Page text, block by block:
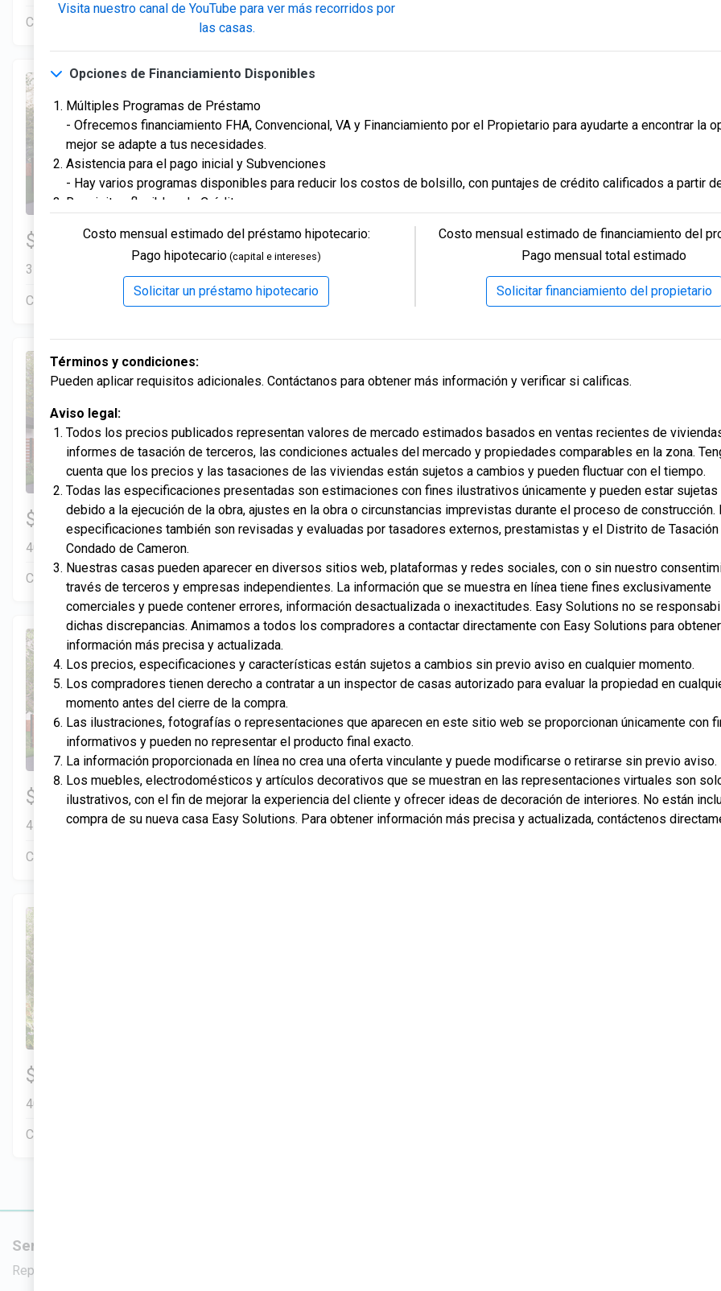
Construcción en progreso
$334,900
4 Hab | 2.5 Ba |
2,357.2 Pies
totales
312 Liberty Circle, San Benito, TX, 78586
Construcción en progreso En venta
$359,900
4 Hab | 1 Ofi | 3.5 Ba |
2,533.6 Pies totales
Construcción en progreso En venta
$306,900
3 Hab | 1 Ofi | 2.5 Ba |
2,205.6 Pies2totales
405 Liberty Circle, San Benito, TX, 78586
Construcción en progreso En venta
$334,900
4 Hab | 2.5 Ba |
2,361.5 Pies totales
Construcción en progreso En venta
$334,900
4 Hab | 2.5 Ba |
2,351.4 Pies2totales
413 Liberty Circle, San Benito, TX, 78586
Construcción en progreso
Model Home Office
3 Hab | 2.5 Ba |
2,104.1 Pies2totales
105 Empire Dr., San Benito, TX, 78586
$299,900
401 Liberty Circle, San Benito, TX, 78586
Construcción en progreso
Servicios
Reparación de crédito
Visita nuestro canal de YouTube para ver más recorridos por
las casas.
Opciones de Financiamiento Disponibles
Múltiples Programas de Préstamo
- Ofrecemos financiamiento FHA, Convencional, VA y Financiamiento por el Propietario para ayudarte a encontrar la
mejor se adapte a tus necesidades.
Asistencia para el pago inicial y Subvenciones
- Hay varios programas disponibles para reducir los costos de bolsillo, con puntajes de crédito calificados a partir
Requisitos flexibles de Crédito
Costo mensual estimado del préstamo hipotecario:
Pago hipotecario (capital e intereses)
Solicitar un préstamo hipotecario
Costo mensual estimado de financiamiento del
Pago mensual total estimado
Solicitar financiamiento del propietario
Términos y condiciones:
Pueden aplicar requisitos adicionales. Contáctanos para obtener más información y verificar si calificas.
Aviso legal:
Todos los precios publicados representan valores de mercado estimados basados en ventas recientes de
informes de tasación de terceros, las condiciones actuales del mercado y propiedades comparables en la zona.
cuenta que los precios y las tasaciones de las viviendas están sujetos a cambios y pueden fluctuar con el tiempo.
Todas las especificaciones presentadas son estimaciones con fines ilustrativos únicamente y pueden estar sujetas
debido a la ejecución de la obra, ajustes en la obra o circunstancias imprevistas durante el proceso de construcción.
especificaciones también son revisadas y evaluadas por tasadores externos, prestamistas y el Distrito de
Condado de Cameron.
Nuestras casas pueden aparecer en diversos sitios web, plataformas y redes sociales, con o sin nuestro
través de terceros y empresas independientes. La información que se muestra en línea tiene fines exclusivamente
comerciales y puede contener errores, información desactualizada o inexactitudes. Easy Solutions no se
dichas discrepancias. Animamos a todos los compradores a contactar directamente con Easy Solutions para
información más precisa y actualizada.
Los precios, especificaciones y características están sujetos a cambios sin previo aviso en cualquier momento.
Los compradores tienen derecho a contratar a un inspector de casas autorizado para evaluar la propiedad en
momento antes del cierre de la compra.
Las ilustraciones, fotografías o representaciones que aparecen en este sitio web se proporcionan únicamente con
informativos y pueden no representar el producto final exacto.
La información proporcionada en línea no crea una oferta vinculante y puede modificarse o retirarse sin previo aviso.
Los muebles, electrodomésticos y artículos decorativos que se muestran en las representaciones virtuales son
ilustrativos, con el fin de mejorar la experiencia del cliente y ofrecer ideas de decoración de interiores. No están
compra de su nueva casa Easy Solutions. Para obtener información más precisa y actualizada, contáctenos